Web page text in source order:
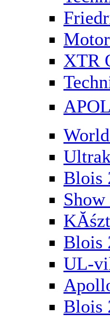
XTR
Blois
Blois
UL-
Blois